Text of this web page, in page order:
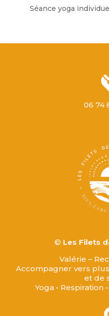
Séance yoga
06 74
© Les Filets
Valérie –
Accompagner vers
et de
Yoga • Respiration